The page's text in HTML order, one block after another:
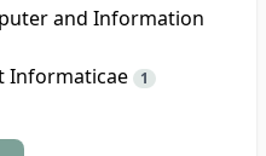
and Information
Informaticae 1